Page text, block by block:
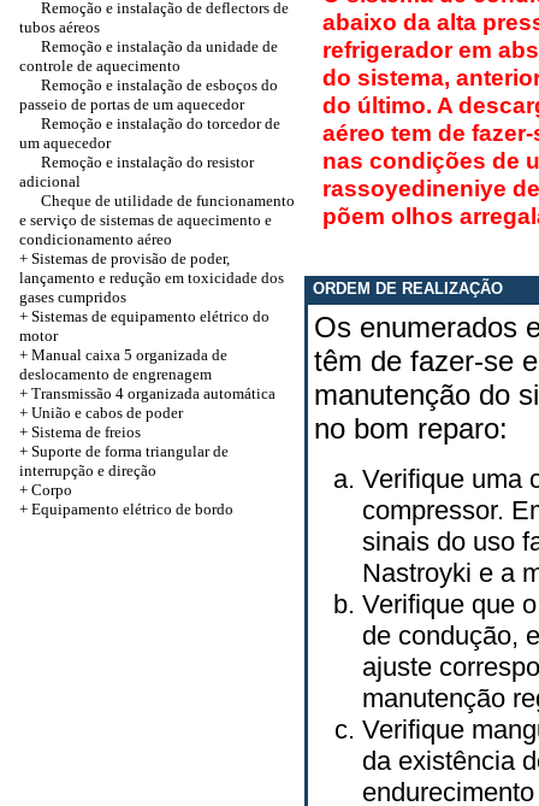
Remoção e instalação de deflectors de
tubos aéreos
Remoção e instalação da unidade de
controle de aquecimento
Remoção e instalação de esboços do
passeio de portas de um aquecedor
Remoção e instalação do torcedor de
um aquecedor
Remoção e instalação do resistor
adicional
Cheque de utilidade de funcionamento
e serviço de sistemas de aquecimento e
condicionamento aéreo
+ Sistemas de provisão de poder,
lançamento e redução em toxicidade dos
gases cumpridos
+ Sistemas de equipamento elétrico do
motor
+ Manual caixa 5 organizada de
deslocamento de engrenagem
+ Transmissão 4 organizada automática
+ União e cabos de poder
+ Sistema de freios
+ Suporte de forma triangular de
interrupção e direção
+ Corpo
+ Equipamento elétrico de bordo
abaixo da alta
refrigerador em
do sistema,
do último. A
aéreo tem de
nas condições de
rassoyedineniye
põem olhos
ORDEM DE REALIZAÇÃO
Os enumerados
têm de fazer-se
manutenção do
no bom reparo:
Verifique uma
compressor.
sinais do uso
Nastroyki e a
Verifique que
de condução,
ajuste
manutenção
Verifique
da existência